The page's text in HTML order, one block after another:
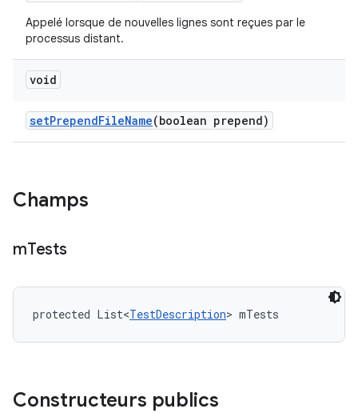
Appelé lorsque de nouvelles lignes sont reçues par le
processus distant.
void
setPrependFileName(boolean prepend)
Champs
mTests
protected List<TestDescription> mTests
Constructeurs publics